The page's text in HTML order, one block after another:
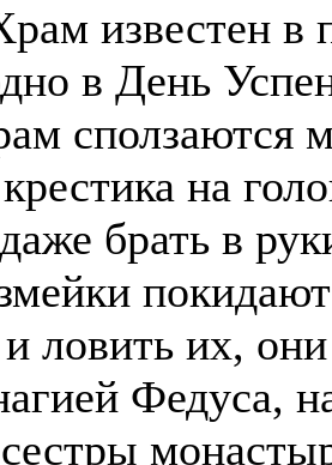
известен в
в День
сползаются
на
брать в
и ловить их,
Федуса,